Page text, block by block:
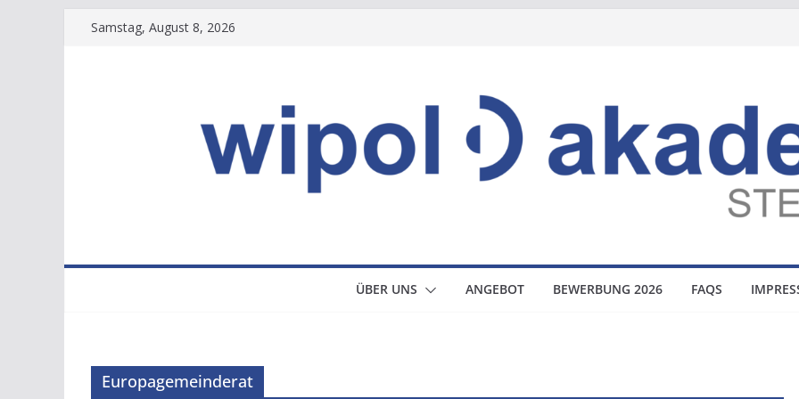
ZumSamstag, August 8, 2026
ÜBER UNS ANGEBOT BEWERBUNG 2026 FAQS
Europagemeinderat